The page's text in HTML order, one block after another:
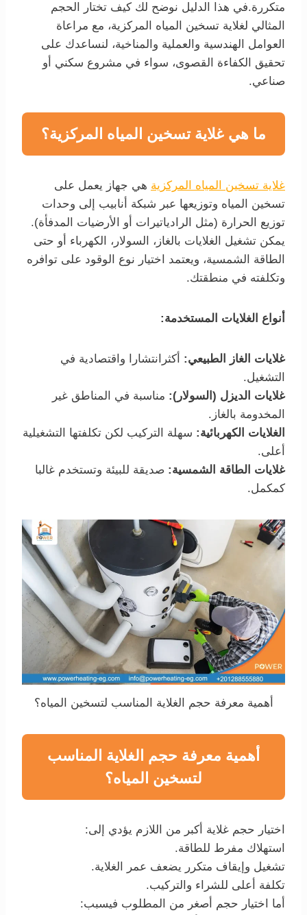
متكررة.في هذا الدليل نوضح لك كيف تختار الحجم
المثالي لغلاية تسخين المياه المركزية، مع مراعاة
العوامل الهندسية والعملية والمناخية، لنساعدك على
تحقيق الكفاءة القصوى، سواء في مشروع سكني أو
صناعي.
ما هي غلاية تسخين المياه المركزية؟
غلاية تسخين المياه المركزية هي جهاز يعمل على
تسخين المياه وتوزيعها عبر شبكة أنابيب إلى وحدات
توزيع الحرارة (مثل الرادياتيرات أو الأرضيات المدفأة).
يمكن تشغيل الغلايات بالغاز، السولار، الكهرباء أو حتى
الطاقة الشمسية، ويعتمد اختيار نوع الوقود على توافره
وتكلفته في منطقتك.
أنواع الغلايات المستخدمة:
غلايات الغاز الطبيعي: أكثرانتشارا واقتصادية في
التشغيل.
غلايات الديزل (السولار): مناسبة في المناطق غير
المخدومة بالغاز.
الغلايات الكهربائية: سهلة التركيب لكن تكلفتها التشغيلية
أعلى.
غلايات الطاقة الشمسية: صديقة للبيئة وتستخدم غالبا
كمكمل.
أهمية معرفة حجم الغلاية المناسب لتسخين المياه؟
أهمية معرفة حجم الغلاية المناسب
لتسخين المياه؟
اختيار حجم غلاية أكبر من اللازم يؤدي إلى:
استهلاك مفرط للطاقة.
تشغيل وإيقاف متكرر يضعف عمر الغلاية.
تكلفة أعلى للشراء والتركيب.
أما اختيار حجم أصغر من المطلوب فيسبب: